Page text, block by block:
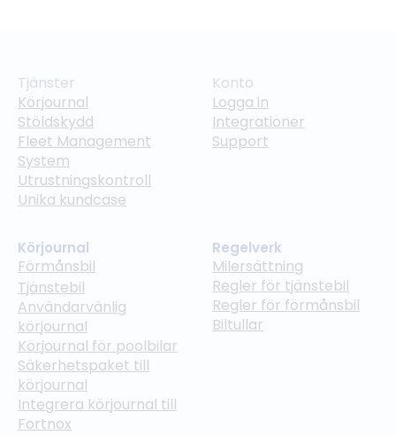
Tjänster
Körjournal
Stöldskydd
Fleet Management
System
Utrustningskontroll
Unika kundcase
Konto
Logga in
Integrationer
Support
Körjournal
Förmånsbil
Tjänstebil
Användarvänlig
körjournal
Körjournal för poolbilar
Säkerhetspaket till
körjournal
Integrera körjournal till
Fortnox
Regelverk
Milersättning
Regler för tjänstebil
Regler för förmånsbil
Biltullar